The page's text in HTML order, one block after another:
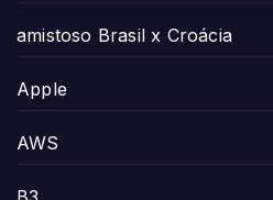
amistoso Brasil x Croácia
Apple
AWS